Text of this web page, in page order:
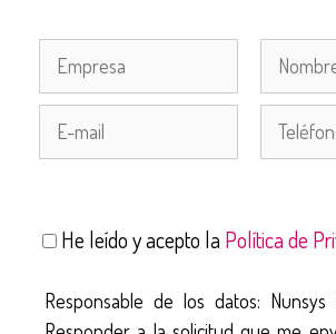
He leído y acepto la Política de
Responsable de los datos: Nunsys